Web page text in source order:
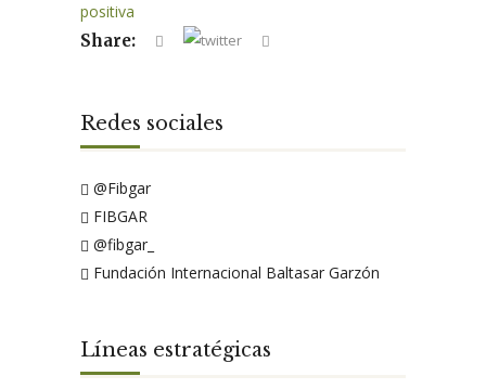
positiva
Share:
Redes sociales
@Fibgar
FIBGAR
@fibgar_
Fundación Internacional Baltasar Garzón
Líneas estratégicas